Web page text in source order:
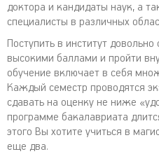
доктора и кандидаты наук, а
специалисты в различных
Поступить в институт
высокими баллами и пройти
обучение включает в себя
Каждый семестр проводятся
сдавать на оценку не ниже
программе бакалавриата
этого Вы хотите учиться в
еще два.